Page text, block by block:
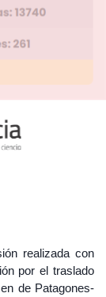
realizada con
por el traslado
de Patagones-